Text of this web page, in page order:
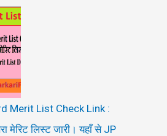
Merit List Check Link :
मेरिट लिस्ट जारी। यहाँ से JP